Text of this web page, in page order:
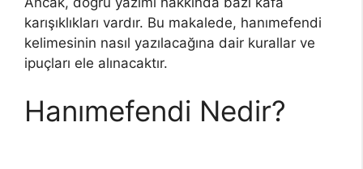
karışıklıkları vardır. Bu makalede, hanımefendi
kelimesinin nasıl yazılacağına dair kurallar ve
ipuçları ele alınacaktır.
Hanımefendi Nedir?